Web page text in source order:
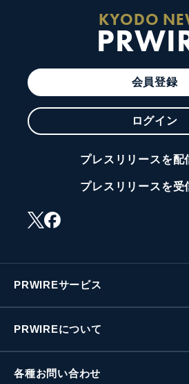
KYODO
会員登録
ログイン
プレスリリースを配
プレスリリースを受
PRWIREサービス
PRWIREについて
各種お問い合わせ